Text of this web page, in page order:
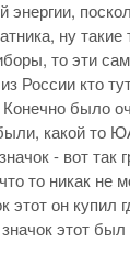
энергии,
ну такие
то эти
России кто
было
какой то
- вот так
то никак не
этот он купил
значок этот